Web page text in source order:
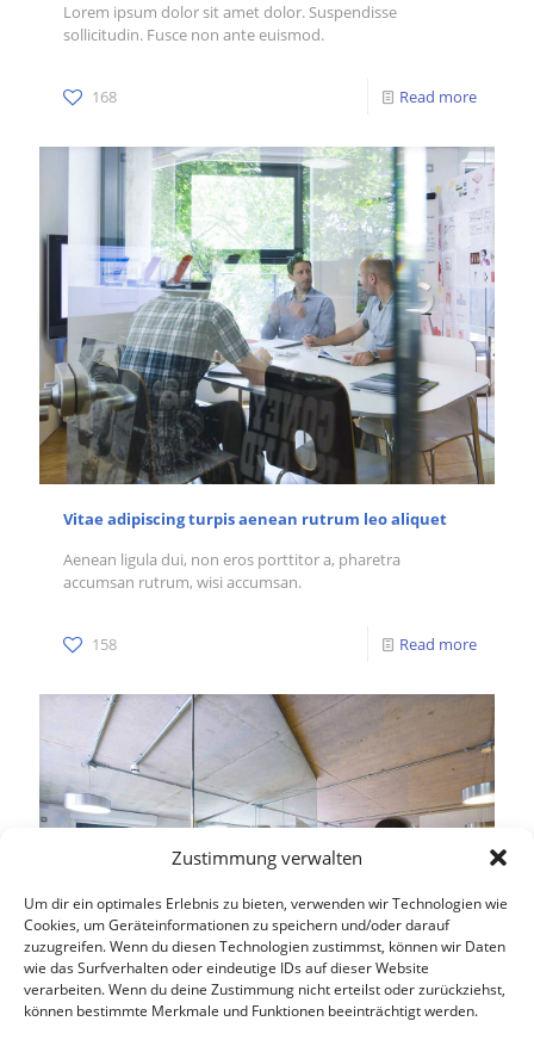
Zustimmung verwalten
Um dir ein optimales Erlebnis zu bieten, verwenden wir Technologien wie
Cookies, um Geräteinformationen zu speichern und/oder darauf
zuzugreifen. Wenn du diesen Technologien zustimmst, können wir Daten
wie das Surfverhalten oder eindeutige IDs auf dieser Website
verarbeiten. Wenn du deine Zustimmung nicht erteilst oder zurückziehst,
können bestimmte Merkmale und Funktionen beeinträchtigt werden.
Lorem ipsum dolor sit amet dolor. Suspendisse
sollicitudin. Fusce non ante euismod.
168 Read more
Vitae adipiscing turpis aenean rutrum leo aliquet
Aenean ligula dui, non eros porttitor a, pharetra
accumsan rutrum, wisi accumsan.
158 Read more